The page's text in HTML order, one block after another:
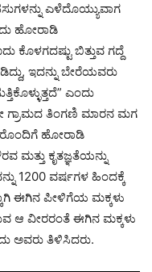
ಎಳೆದೊಯ್ಯುವಾಗ
ಹೋರಾಡಿ
ಬಿತ್ತುವ ಗದ್ದೆ
ಇದನ್ನು ಬೇರೆಯವರು
ಎಂದು
ಗ್ರಾಮದ ತಿಂಗಣಿ ಮಾರನ ಮಗ
ಹೋರಾಡಿ
ಮತ್ತು ಕೃತಜ್ಞತೆಯನ್ನು
1200 ವರ್ಷಗಳ ಹಿಂದಕ್ಕೆ
ಈಗಿನ ಪೀಳಿಗೆಯ ಮಕ್ಕಳು
ಆ ವೀರರಂತೆ ಈಗಿನ ಮಕ್ಕಳು
ಅವರು ತಿಳಿಸಿದರು.